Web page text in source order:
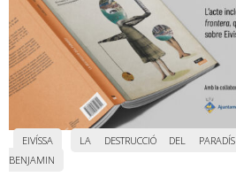
EIVÍSSA LA DESTRUCCIÓ DEL PARADÍS
BENJAMIN